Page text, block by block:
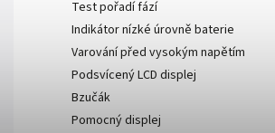
Test pořadí fází
Indikátor nízké úrovně baterie
Varování před vysokým napětím
Podsvícený LCD displej
Bzučák
Pomocný displej